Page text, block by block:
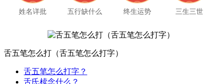
姓名详批 五行缺什么 终生运势 三生三世
舌五笔怎么打（舌五笔怎么打字）
舌五笔怎么打字？
舌氏椟念什么？